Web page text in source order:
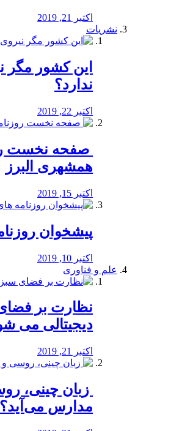
اکتبر 21, 2019
نشریات
این کشور مگر
ندارد؟
اکتبر 22, 2019
صفحه نخست
همشهری البرز
اکتبر 15, 2019
پیشخوان
اکتبر 10, 2019
علم و فناوری
نظارت بر
دیجیتالی می
اکتبر 21, 2019
زبان چینی،
مدارس می‌آید؟